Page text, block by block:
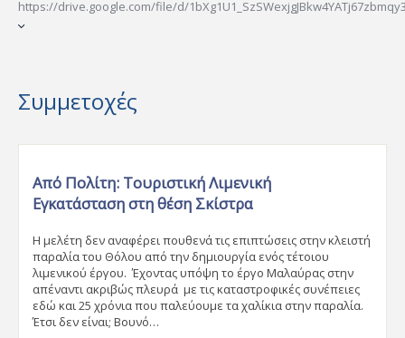
https://drive.google.com/file/d/
Συμμετοχές
Από Πολίτη: Τουριστική Λιμενική
Εγκατάσταση στη θέση Σκίστρα
Η μελέτη δεν αναφέρει πουθενά τις επιπτώσεις στην κλειστή
παραλία του Θόλου από την δημιουργία ενός τέτοιου
λιμενικού έργου. Έχοντας υπόψη το έργο Μαλαύρας στην
απέναντι ακριβώς πλευρά με τις καταστροφικές συνέπειες
εδώ και 25 χρόνια που παλεύουμε τα χαλίκια στην παραλία.
Έτσι δεν είναι; Βουνό…